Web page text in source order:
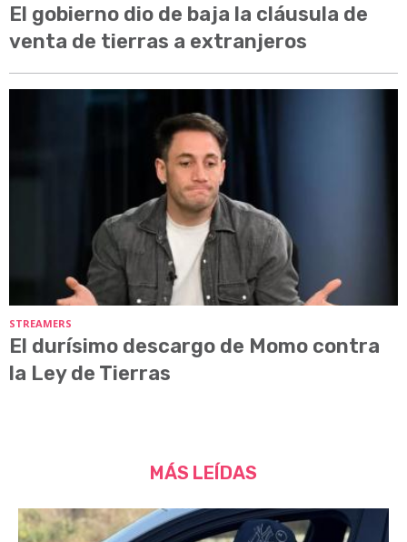
El gobierno dio de baja la cláusula de
venta de tierras a extranjeros
STREAMERS
El durísimo descargo de Momo contra
la Ley de Tierras
MÁS LEÍDAS